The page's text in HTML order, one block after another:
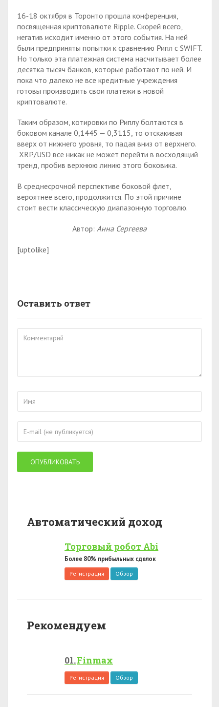
16-18 октября в Торонто прошла конференция,
посвященная криптовалюте Ripple. Скорей всего,
негатив исходит именно от этого события. На ней
были предприняты попытки к сравнению Рипл с SWIFT.
Но только эта платежная система насчитывает более
десятка тысяч банков, которые работают по ней. И
пока что далеко не все кредитные учреждения
готовы производить свои платежи в новой
криптовалюте.
Таким образом, котировки по Риплу болтаются в
боковом канале 0,1445 — 0,3115, то отскакивая
вверх от нижнего уровня, то падая вниз от верхнего.
XRP/USD все никак не может перейти в восходящий
тренд, пробив верхнюю линию этого боковика.
В среднесрочной перспективе боковой флет,
вероятнее всего, продолжится. По этой причине
стоит вести классическую диапазонную торговлю.
Автор: Анна Сергеева
[uptolike]
Оставить ответ
Автоматический доход
Торговый робот Abi
Более 80% прибыльных сделок
Регистрация Обзор
Рекомендуем
Finmax
Регистрация Обзор